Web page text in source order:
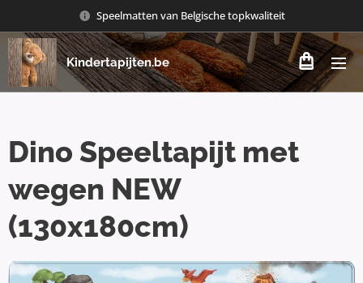
Speelmatten van Belgische topkwaliteit
Kindertapijten.be
Dino Speeltapijt met
wegen NEW
(130x180cm)